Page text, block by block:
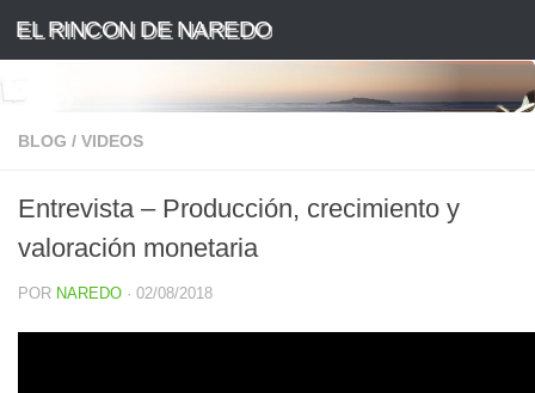
Saltar al contenido
EL RINCON DE NAREDO
BLOG / VIDEOS
Entrevista – Producción, crecimiento y
valoración monetaria
POR NAREDO · 02/08/2018